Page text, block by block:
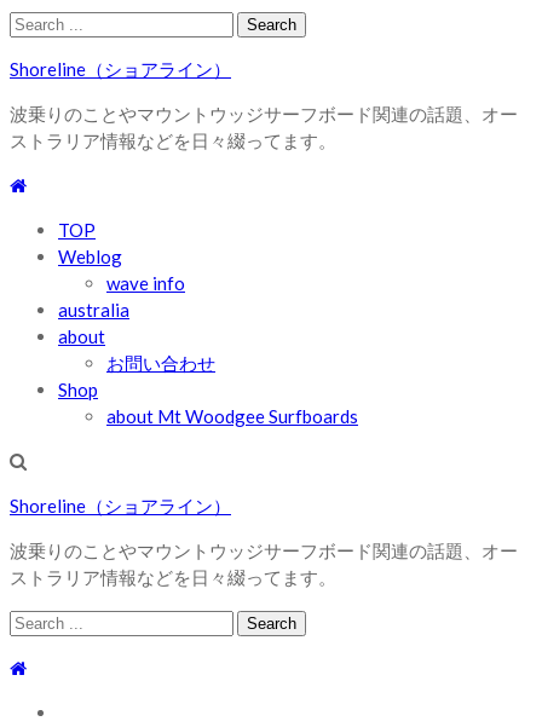
Skip
navigation
Skip
content
Search
Shoreline（ショアライン）
波乗りのことやマウントウッジサーフボード関連の話題、オー
ストラリア情報などを日々綴ってます。
TOP
Weblog
wave info
australia
about
お問い合わせ
Shop
about Mt Woodgee Surfboards
Shoreline（ショアライン）
波乗りのことやマウントウッジサーフボード関連の話題、オー
ストラリア情報などを日々綴ってます。
Search